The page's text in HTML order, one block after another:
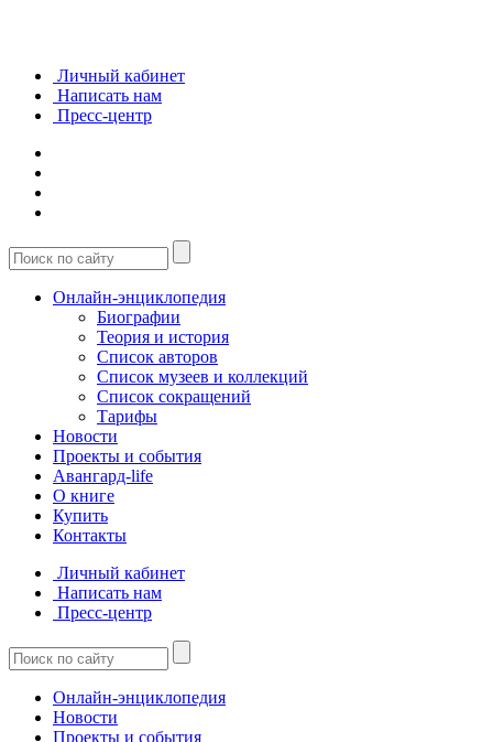
Личный кабинет
Написать нам
Пресс-центр
Онлайн-энциклопедия
Биографии
Теория и история
Список авторов
Список музеев и коллекций
Список сокращений
Тарифы
Новости
Проекты и события
Авангард-life
О книге
Купить
Контакты
Личный кабинет
Написать нам
Пресс-центр
Онлайн-энциклопедия
Новости
Проекты и события